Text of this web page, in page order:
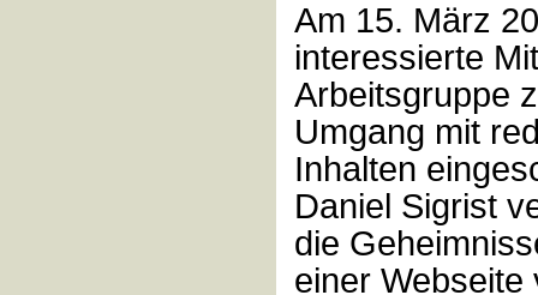
Am 15. März
interessierte
Arbeitsgruppe
Umgang mit
Inhalten
Daniel Sigrist
die
einer Webseite